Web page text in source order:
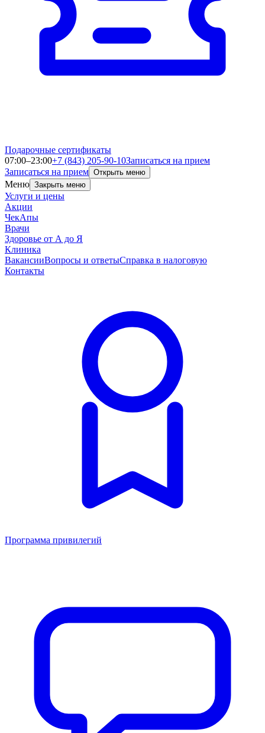
Подарочные сертификаты
07:00–23:00+7 (843) 205-90-10Записаться на прием
Записаться на прием Открыть меню
Меню Закрыть меню
Услуги и цены
Акции
ЧекАпы
Врачи
Здоровье от А до Я
Клиника
ВакансииВопросы и ответыСправка в налоговую
Контакты
Программа привилегий